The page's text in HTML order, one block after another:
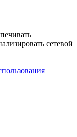
сетевой